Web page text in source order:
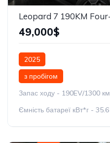
49,000$
2025
з пробігом
Запас ходу - 190EV/1300 км
Ємність батареї кВт*г - 35.6